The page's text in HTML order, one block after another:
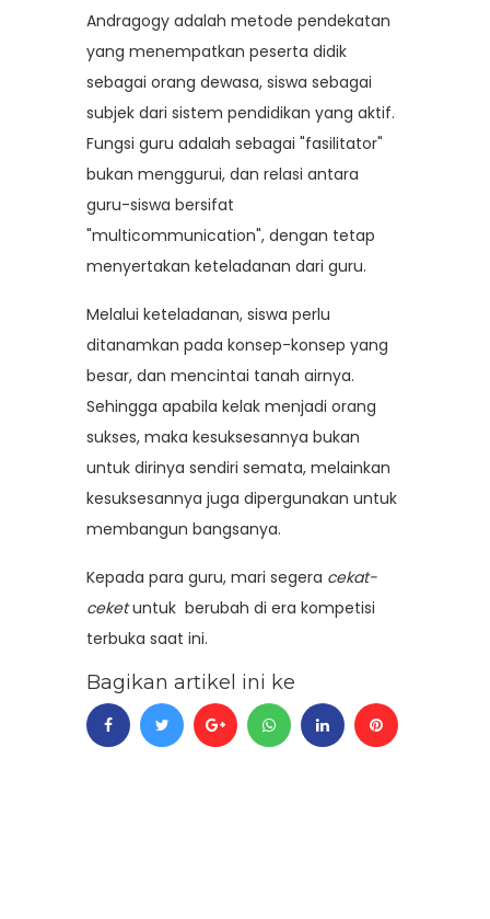
Andragogy adalah metode pendekatan
yang menempatkan peserta didik
sebagai orang dewasa, siswa sebagai
subjek dari sistem pendidikan yang aktif.
Fungsi guru adalah sebagai "fasilitator"
bukan menggurui, dan relasi antara
guru-siswa bersifat
"multicommunication", dengan tetap
menyertakan keteladanan dari guru.
Melalui keteladanan, siswa perlu
ditanamkan pada konsep-konsep yang
besar, dan mencintai tanah airnya.
Sehingga apabila kelak menjadi orang
sukses, maka kesuksesannya bukan
untuk dirinya sendiri semata, melainkan
kesuksesannya juga dipergunakan untuk
membangun bangsanya.
Kepada para guru, mari segera cekat-
ceketuntuk berubah di era kompetisi
terbuka saat ini.
Bagikan artikel ini ke